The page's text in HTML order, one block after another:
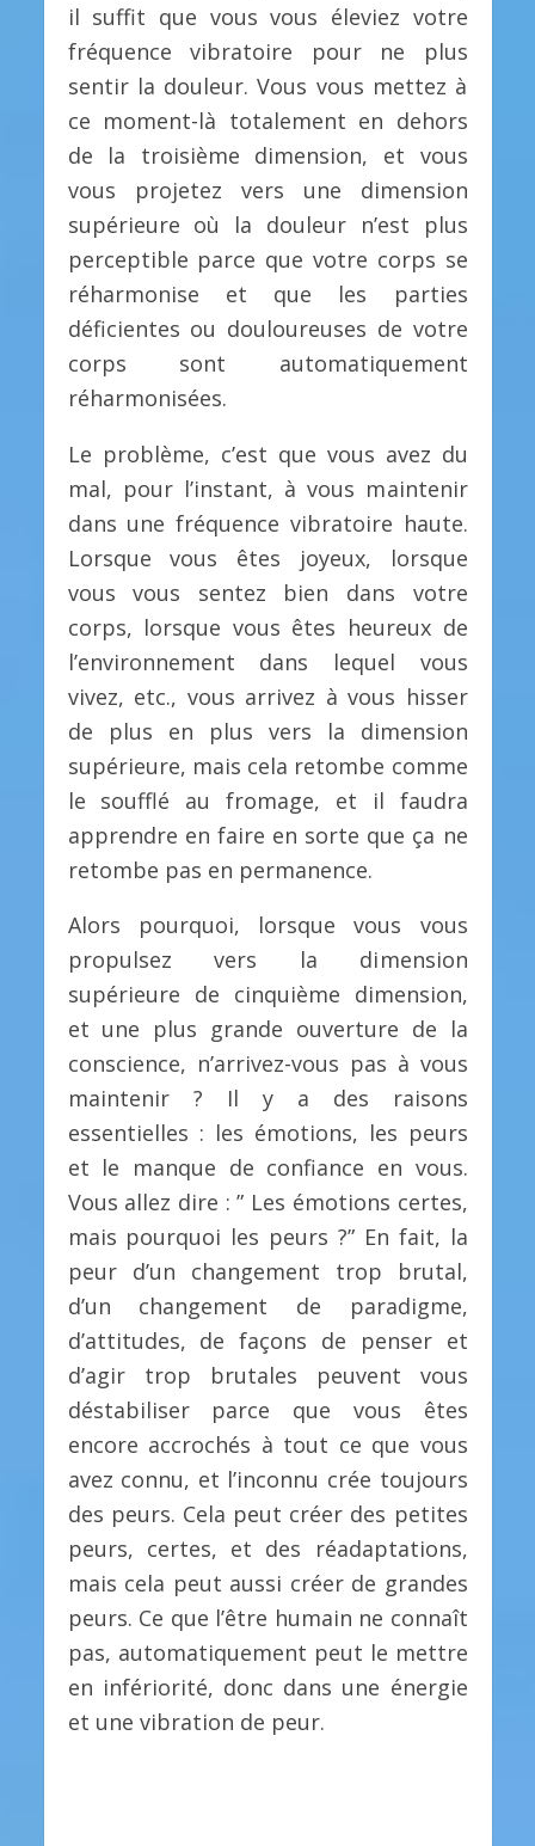
il suffit que vous vous éleviez votre
fréquence vibratoire pour ne plus
sentir la douleur. Vous vous mettez à
ce moment-là totalement en dehors
de la troisième dimension, et vous
vous projetez vers une dimension
supérieure où la douleur n’est plus
perceptible parce que votre corps se
réharmonise et que les parties
déficientes ou douloureuses de votre
corps sont automatiquement
réharmonisées.
Le problème, c’est que vous avez du
mal, pour l’instant, à vous maintenir
dans une fréquence vibratoire haute.
Lorsque vous êtes joyeux, lorsque
vous vous sentez bien dans votre
corps, lorsque vous êtes heureux de
l’environnement dans lequel vous
vivez, etc., vous arrivez à vous hisser
de plus en plus vers la dimension
supérieure, mais cela retombe comme
le soufflé au fromage, et il faudra
apprendre en faire en sorte que ça ne
retombe pas en permanence.
Alors pourquoi, lorsque vous vous
propulsez vers la dimension
supérieure de cinquième dimension,
et une plus grande ouverture de la
conscience, n’arrivez-vous pas à vous
maintenir ? Il y a des raisons
essentielles : les émotions, les peurs
et le manque de confiance en vous.
Vous allez dire : ” Les émotions certes,
mais pourquoi les peurs ?” En fait, la
peur d’un changement trop brutal,
d’un changement de paradigme,
d’attitudes, de façons de penser et
d’agir trop brutales peuvent vous
déstabiliser parce que vous êtes
encore accrochés à tout ce que vous
avez connu, et l’inconnu crée toujours
des peurs. Cela peut créer des petites
peurs, certes, et des réadaptations,
mais cela peut aussi créer de grandes
peurs. Ce que l’être humain ne connaît
pas, automatiquement peut le mettre
en infériorité, donc dans une énergie
et une vibration de peur.